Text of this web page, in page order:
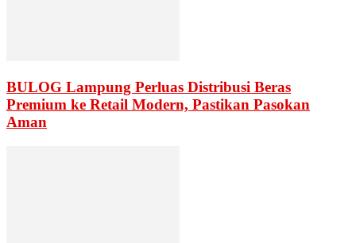
BULOG Lampung Perluas Distribusi Beras
Premium ke Retail Modern, Pastikan Pasokan
Aman